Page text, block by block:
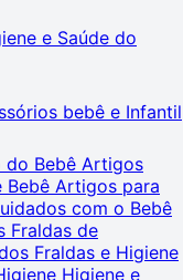
e Saúde do
bebê e Infantil
do Bebê Artigos
Bebê Artigos para
com o Bebê
Fraldas de
Fraldas e Higiene
Higiene e